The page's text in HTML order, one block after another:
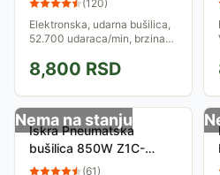
(120)
Elektronska, udarna bušilica,
52.700 udaraca/min, brzina
prečnik stezne glave 13 mm,
rotacija u oba smera, blokada
vretena,...
8,800 RSD
Nema na stanju
Iskra Pneumatska
bušilica 850W Z1C-
DL05-26 (61)